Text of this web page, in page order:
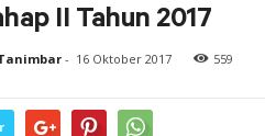
II Tahun 2017
- 16 Oktober 2017
559